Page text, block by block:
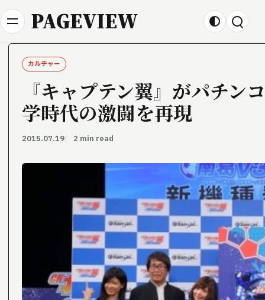
Skip to contentPAGEVIEW
カルチャー
『キャプテン翼』がパチ
学時代の激闘を再現
2015.07.19 2 min read